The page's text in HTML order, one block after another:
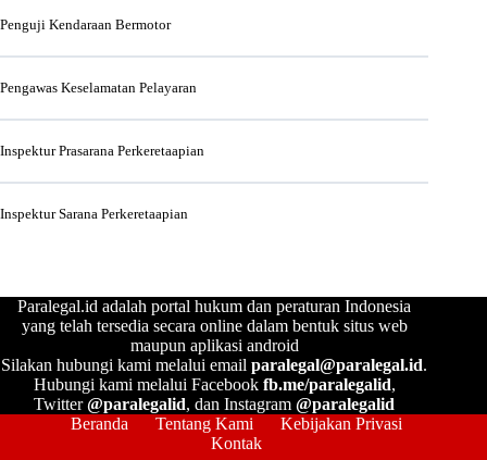
Penguji Kendaraan Bermotor
Pengawas Keselamatan Pelayaran
Inspektur Prasarana Perkeretaapian
Inspektur Sarana Perkeretaapian
Paralegal.id adalah portal hukum dan peraturan Indonesia
yang telah tersedia secara online dalam bentuk situs web
maupun aplikasi android
Silakan hubungi kami melalui emailparalegal@paralegal.id.
Hubungi kami melalui Facebook fb.me/paralegalid,
Twitter@paralegalid, dan Instagram@paralegalid
Beranda
Tentang Kami
Kebijakan Privasi
Kontak